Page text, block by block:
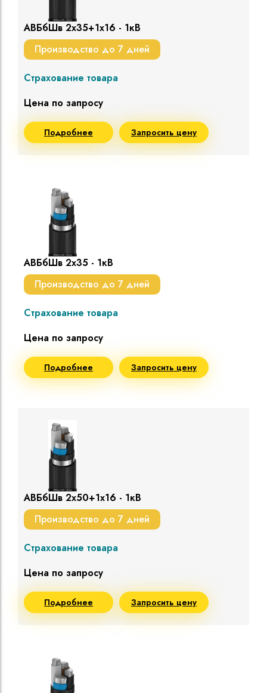
АВБбШв 2х35+1х16 - 1кВ
Производство до 7 дней
Страхование товара
Цена по запросу
Подробнее Запросить цену
АВБбШв 2х35 - 1кВ
Производство до 7 дней
Страхование товара
Цена по запросу
Подробнее Запросить цену
АВБбШв 2х50+1х16 - 1кВ
Производство до 7 дней
Страхование товара
Цена по запросу
Подробнее Запросить цену